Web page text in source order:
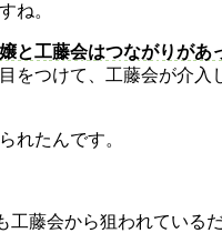
ね。
と工藤会はつながりがあ
をつけて、工藤会が介入
れたんです。
工藤会から狙われている